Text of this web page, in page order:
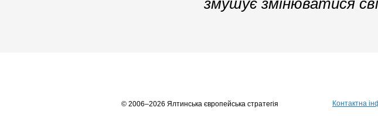
змушує змінюватися
© 2006–2026 Ялтинська європейська стратегія Контактна